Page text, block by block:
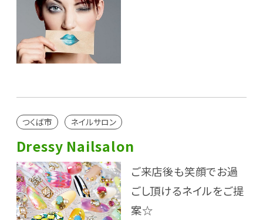
つくば市 ネイルサロン
Dressy Nailsalon
ご来店後も笑顔でお過
ごし頂けるネイルをご提
案☆